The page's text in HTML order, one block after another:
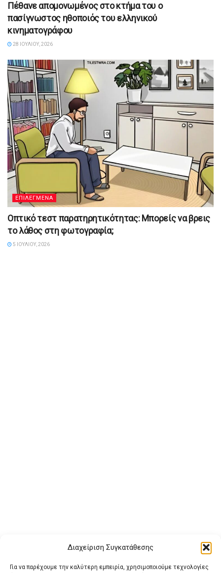
Διαχείριση Συγκατάθεσης
Για να παρέχουμε την καλύτερη εμπειρία, χρησιμοποιούμε τεχνολογίες
Πέθανε απομονωμένος στο κτήμα του ο
πασίγνωστος ηθοποιός του ελληνικού
κινηματογράφου
28 ΙΟΥΛΊΟΥ, 2026
ΕΠΙΛΕΓΜΕΝΑ
Οπτικό τεστ παρατηρητικότητας: Μπορείς να βρεις
το λάθος στη φωτογραφία;
5 ΙΟΥΛΊΟΥ, 2026